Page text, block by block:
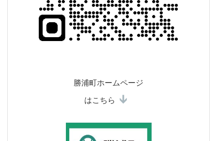
勝浦町ホームページ
はこちら